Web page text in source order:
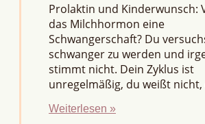
Prolaktin und Kinderwunsch:
das Milchhormon eine
Schwangerschaft? Du
schwanger zu werden und
stimmt nicht. Dein Zyklus ist
unregelmäßig, du weißt nicht,
Weiterlesen »